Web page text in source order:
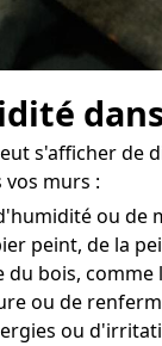
s'afficher de
murs :
ou de
peint, de la
bois, comme
ou de
ou